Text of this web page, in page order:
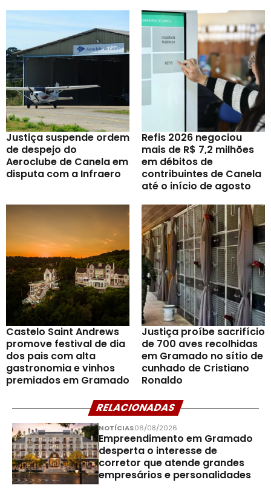
Justiça suspende ordem
de despejo do
Aeroclube de Canela em
disputa com a Infraero
Refis 2026 negociou
mais de R$ 7,2 milhões
em débitos de
contribuintes de Canela
até o início de agosto
Castelo Saint Andrews
promove festival de dia
dos pais com alta
gastronomia e vinhos
premiados em Gramado
Justiça proíbe sacrifício
de 700 aves recolhidas
em Gramado no sítio de
cunhado de Cristiano
Ronaldo
RELACIONADAS
NOTÍCIAS06/08/2026
Empreendimento em Gramado
desperta o interesse de
corretor que atende grandes
empresários e personalidades